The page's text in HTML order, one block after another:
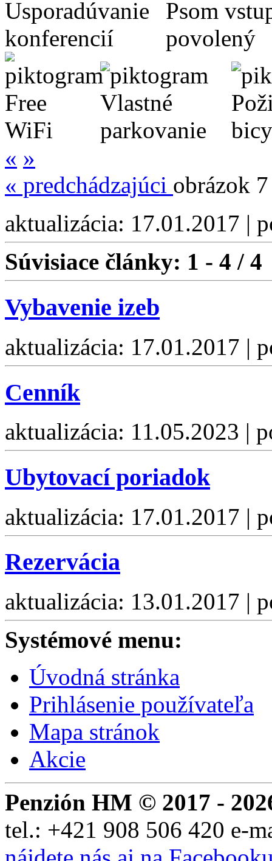
« »
« predchádzajúci obrázok
aktualizácia: 17.01.2017 |
Súvisiace články: 1 - 4 / 4
Vybavenie izeb
aktualizácia: 17.01.2017 |
Cenník
aktualizácia: 11.05.2023 |
Ubytovací poriadok
aktualizácia: 17.01.2017 |
Rezervácia
aktualizácia: 13.01.2017 |
Systémové menu:
Úvodná stránka
Prihlásenie používateľa
Mapa stránok
Akcie
Penzión HM © 2017 -
tel.: +421 908 506 420 e-